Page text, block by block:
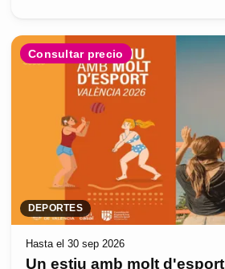
Consultar precio
DEPORTES
Hasta el 30 sep 2026
Un estiu amb molt d'esport